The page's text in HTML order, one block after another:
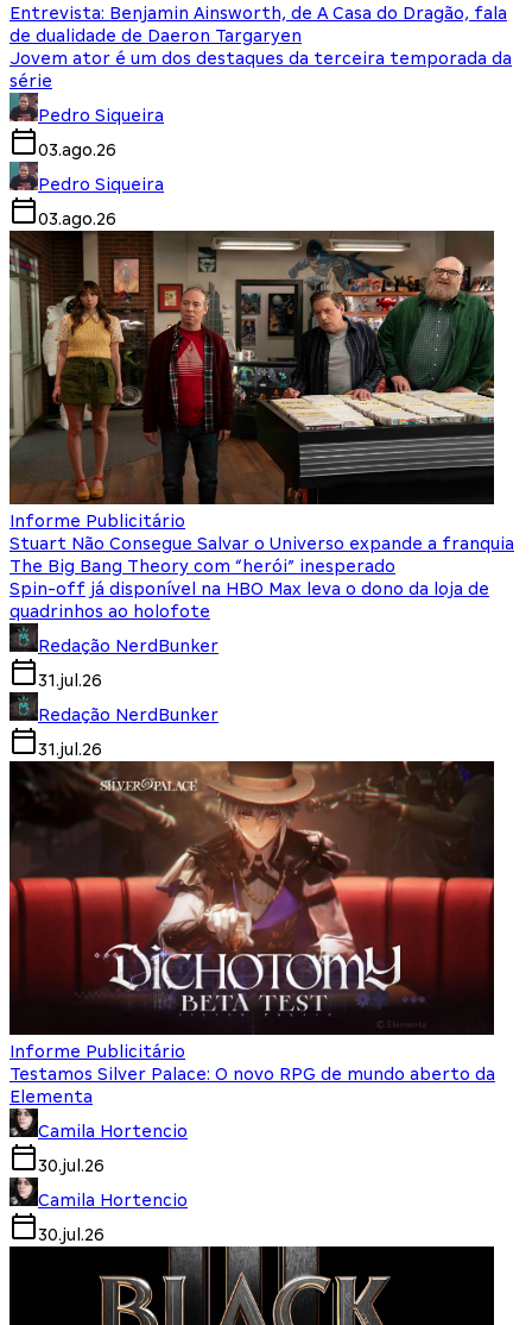
Entrevista: Benjamin Ainsworth, de A Casa do Dragão, fala
de dualidade de Daeron Targaryen
Jovem ator é um dos destaques da terceira temporada da
série
Pedro Siqueira
03.ago.26
Pedro Siqueira
03.ago.26
Informe Publicitário
Stuart Não Consegue Salvar o Universo expande a franquia
The Big Bang Theory com “herói” inesperado
Spin-off já disponível na HBO Max leva o dono da loja de
quadrinhos ao holofote
Redação NerdBunker
31.jul.26
Redação NerdBunker
31.jul.26
Informe Publicitário
Testamos Silver Palace: O novo RPG de mundo aberto da
Elementa
Camila Hortencio
30.jul.26
Camila Hortencio
30.jul.26